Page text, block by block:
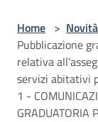
Home > Novità
Pubblicazione
relativa
servizi abitativi
1 -
GRADUATORIA